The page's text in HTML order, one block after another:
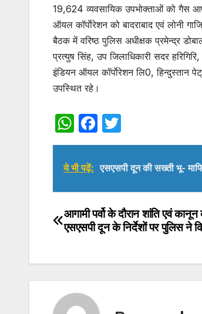
19,624 व्यवसायिक उपभोक्ताओं को गैस
ऑयल कॉर्पाेरेशन को बादराबाद एवं लोनी
बैठक में वरिष्ठ पुलिस अधीक्षक प्रमेन्द्र
प्रत्युष सिंह, उप जिलाधिकारी सदर
इंडियन ऑयल कॉर्पाेरेशन लि0, हिन्दुस्तान
उपस्थित रहे।
W
h
at
s
A
p
p
F
a
c
e
b
o
o
w
itt
er
ये भी पढ़ें: एसएसपी दून की सख्ती भू-
Post
आगामी पर्वो के दौरान शांति एवं
एसएसपी दून के निर्देशों पर पुलिस ने